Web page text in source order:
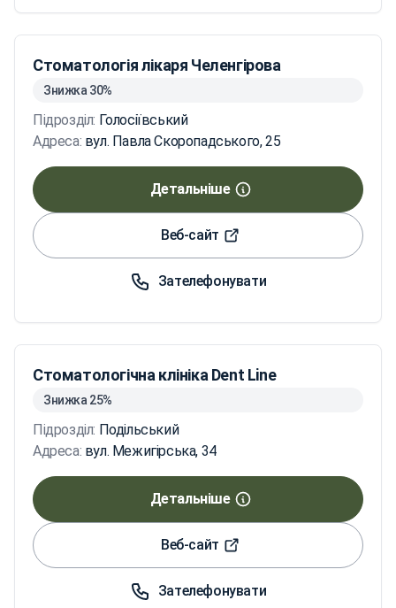
Стоматологія лікаря Челенгірова
Знижка 30%
Підрозділ: Голосіївський
Адреса: вул. Павла Скоропадського, 25
Детальніше
Веб-сайт
Зателефонувати
Стоматологічна клініка Dent Line
Знижка 25%
Підрозділ: Подільський
Адреса: вул. Межигірська, 34
Детальніше
Веб-сайт
Зателефонувати